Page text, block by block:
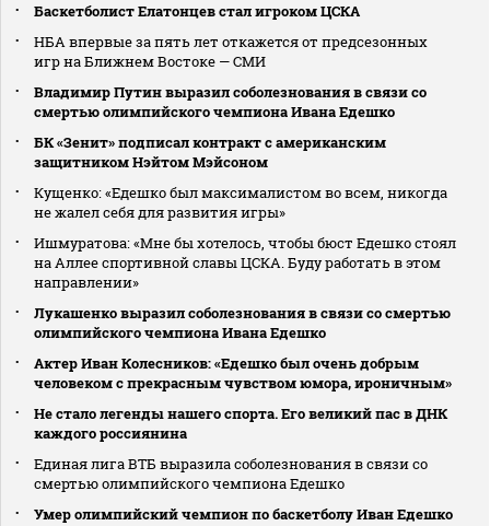
Баскетболист Елатонцев стал игроком ЦСКА
НБА впервые за пять лет откажется от предсезонных
игр на Ближнем Востоке — СМИ
Владимир Путин выразил соболезнования в связи со
смертью олимпийского чемпиона Ивана Едешко
БК «Зенит» подписал контракт с американским
защитником Нэйтом Мэйсоном
Кущенко: «Едешко был максималистом во всем, никогда
не жалел себя для развития игры»
Ишмуратова: «Мне бы хотелось, чтобы бюст Едешко стоял
на Аллее спортивной славы ЦСКА. Буду работать в этом
направлении»
Лукашенко выразил соболезнования в связи со смертью
олимпийского чемпиона Ивана Едешко
Актер Иван Колесников: «Едешко был очень добрым
человеком с прекрасным чувством юмора, ироничным»
Не стало легенды нашего спорта. Его великий пас в ДНК
каждого россиянина
Единая лига ВТБ выразила соболезнования в связи со
смертью олимпийского чемпиона Едешко
Умер олимпийский чемпион по баскетболу Иван Едешко